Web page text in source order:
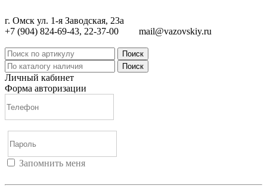
г. Омск ул. 1-я Заводская, 23а
+7 (904) 824-69-43, 22-37-00
mail@vazovskiy.ru
Поиск
Поиск
Личный кабинет
Форма авторизации
Запомнить меня